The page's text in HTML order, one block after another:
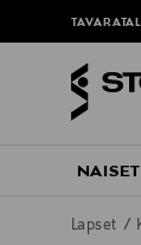
NAISET
Lapset